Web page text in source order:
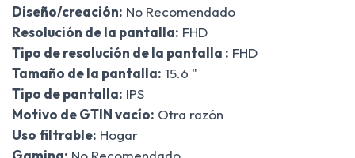
Diseño/creación: No Recomendado
Resolución de la pantalla: FHD
Tipo de resolución de la pantalla : FHD
Tamaño de la pantalla: 15.6 "
Tipo de pantalla: IPS
Motivo de GTIN vacío: Otra razón
Uso filtrable: Hogar